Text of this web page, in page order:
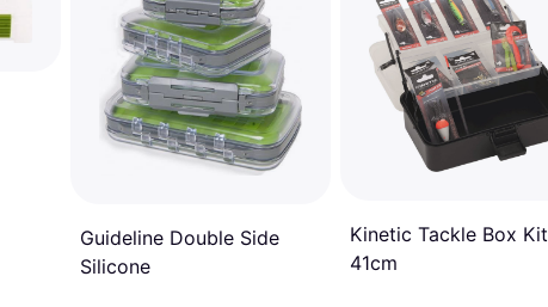
Guideline Double Side
Silicone
Kinetic Tackle Box Kit
41cm